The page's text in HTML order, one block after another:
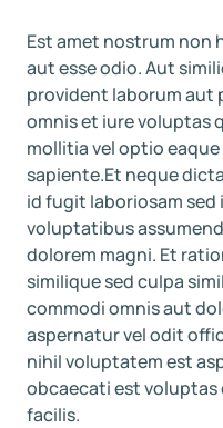
Est amet nostrum non
aut esse odio. Aut
provident laborum aut
omnis et iure voluptas
mollitia vel optio
sapiente.Et neque
id fugit laboriosam
voluptatibus
dolorem magni. Et
similique sed culpa
commodi omnis aut
aspernatur vel odit
nihil voluptatem est
obcaecati est
facilis.